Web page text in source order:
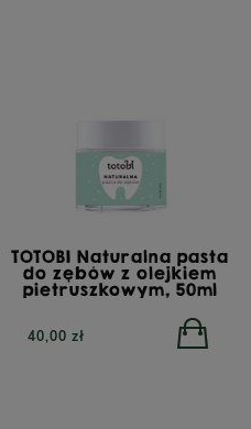
TOTOBI Naturalna pasta
do zębów z olejkiem
pietruszkowym, 50ml
40,00 zł